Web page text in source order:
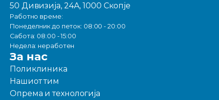
50 Дивизија, 24А, 1000 Скопје
Работно време:
Понеделник до петок: 08:00 - 20:00
Сабота: 08:00 - 15:00
Недела: неработен
За нас
Поликлиника
Нашиот тим
Опрема и технологија